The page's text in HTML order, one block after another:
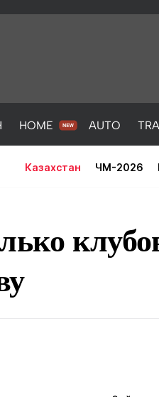
HOME AUTO
Казахстан ЧМ-2026